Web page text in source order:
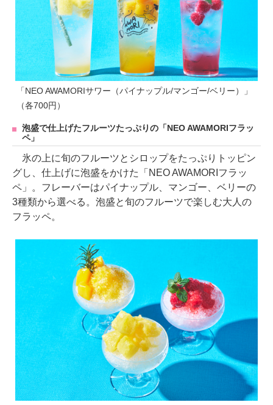
「NEO AWAMORIサワー（パイナップル/マンゴー/ベリー）」
（各700円）
泡盛で仕上げたフルーツたっぷりの「NEO AWAMORIフラッ
ペ」
氷の上に旬のフルーツとシロップをたっぷりトッピン
グし、仕上げに泡盛をかけた「NEO AWAMORIフラッ
ペ」。フレーバーはパイナップル、マンゴー、ベリーの
3種類から選べる。泡盛と旬のフルーツで楽しむ大人の
フラッペ。